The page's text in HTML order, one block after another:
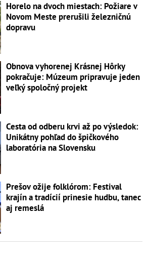
Horelo na dvoch miestach: Požiare v
Novom Meste prerušili železničnú
dopravu
Obnova vyhorenej Krásnej Hôrky
pokračuje: Múzeum pripravuje jeden
veľký spoločný projekt
Cesta od odberu krvi až po výsledok:
Unikátny pohľad do špičkového
laboratória na Slovensku
Prešov ožije folklórom: Festival
krajín a tradícií prinesie hudbu, tanec
aj remeslá